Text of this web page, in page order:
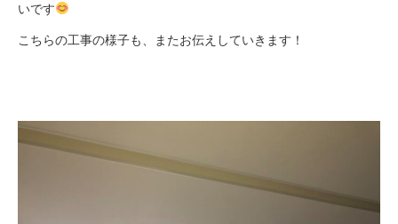
いです
こちらの工事の様子も、またお伝えしていきます！